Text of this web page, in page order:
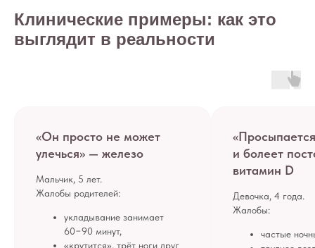
Клинические примеры: как это
выглядит в реальности
«Он просто не может
улечься» — железо
Мальчик, 5 лет.
Жалобы родителей:
укладывание занимает
60−90 минут,
«крутится», трёт ноги друг
и болеет
витамин D
Девочка, 4 года.
Жалобы:
частые
Пн-пт: с 10:00 до
20:00
+7 (903) 011-73-03
sos@o-sne.online
Все права на материалы портала o-sne.online
защищены законом об интеллектуальной
собственности. Использование материалов
с письменного разрешения автора
и с обязательным указанием гиперссылки
на источник o-sne.online.
Материалы, представленные на этом сайте, носят
исключительно информационно-образовательный
характер и не применимы к детям, имеющим
проблемы с развитием или здоровьем. А также